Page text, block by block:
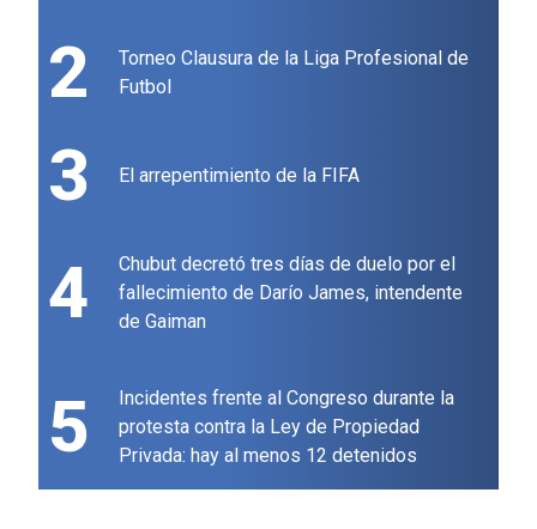
2
Torneo Clausura de la Liga Profesional de
Futbol
3 El arrepentimiento de la FIFA
4
Chubut decretó tres días de duelo por el
fallecimiento de Darío James, intendente
de Gaiman
5
Incidentes frente al Congreso durante la
protesta contra la Ley de Propiedad
Privada: hay al menos 12 detenidos